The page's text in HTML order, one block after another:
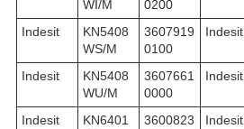
WI/M
0200
Indesit
KN5408
WS/M
3607919
0100
Indesit
Indesit
KN5408
WU/M
3607661
0000
Indesit
Indesit
KN6401
3600823
Indesit